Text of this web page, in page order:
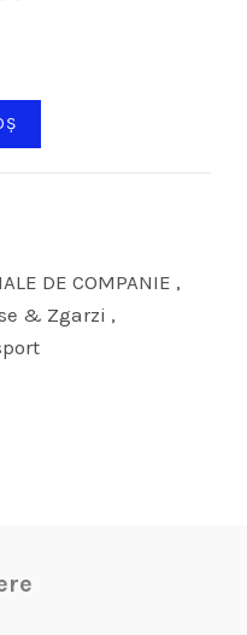
DE COMPANIE ,
& Zgarzi ,